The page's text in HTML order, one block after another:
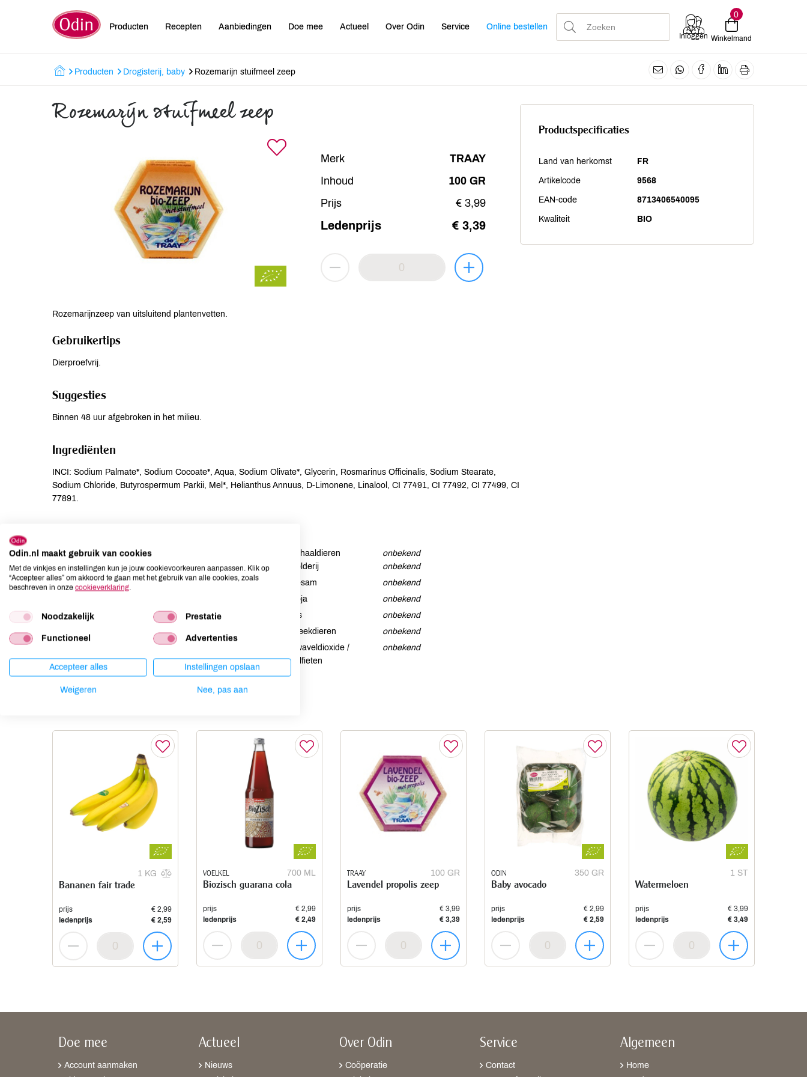
Producten Recepten Aanbiedingen Doe mee Actueel Over Odin Service Online bestellen
Inloggen
0
Winkelmand
Producten Drogisterij, baby Rozemarijn stuifmeel zeep
Rozemarijn stuifmeel zeep
Merk
TRAAY
Inhoud
100 GR
Prijs
€ 3,99
Ledenprijs € 3,39
Rozemarijnzeep van uitsluitend plantenvetten.
Gebruikertips
Dierproefvrij.
Suggesties
Binnen 48 uur afgebroken in het milieu.
Ingrediënten
INCI: Sodium Palmate*, Sodium Cocoate*, Aqua, Sodium Olivate*, Glycerin, Rosmarinus Officinalis, Sodium Stearate,
Sodium Chloride, Butyrospermum Parkii, Mel*, Helianthus Annuus, D-Limonene, Linalool, CI 77491, CI 77492, CI 77499, CI
77891.
Aardnoten
onbekend
Ei
onbekend
Gluten
Lupine
onbekend
Mosterd
onbekend
Schaaldieren
onbekend
Selderij
onbekend
Sesam
onbekend
Soja
onbekend
Vis
onbekend
Weekdieren
onbekend
Zwaveldioxide /
sulfieten
onbekend
Productspecificaties
Land van herkomst FR
Artikelcode 9568
EAN-code 8713406540095
Kwaliteit BIO
1 KG
Bananen fair trade
prijs
€ 2,99
ledenprijs
€ 2,59
VOELKEL 700 ML
Biozisch guarana cola
prijs
€ 2,99
ledenprijs
€ 2,49
TRAAY 100 GR
Lavendel propolis zeep
prijs
€ 3,99
ledenprijs
€ 3,39
ODIN 350 GR
Baby avocado
prijs
€ 2,99
ledenprijs
€ 2,59
1 ST
Watermeloen
prijs
€ 3,99
ledenprijs
€ 3,49
Doe mee
Account aanmaken
Actueel
Nieuws
Over Odin
Coöperatie
Service
Contact
Algemeen
Home
Odin.nl maakt gebruik van cookies
Met de vinkjes en instellingen kun je jouw cookievoorkeuren aanpassen. Klik op
“Accepteer alles” om akkoord te gaan met het gebruik van alle cookies, zoals
beschreven in onze cookieverklaring.
Noodzakelijk Prestatie
Functioneel Advertenties
Accepteer alles Instellingen opslaan
Weigeren Nee, pas aan